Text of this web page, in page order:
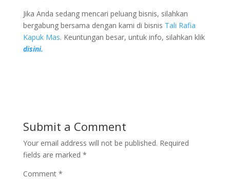
Jika Anda sedang mencari peluang bisnis, silahkan
bergabung bersama dengan kami di bisnis Tali Rafia
Kapuk Mas. Keuntungan besar, untuk info, silahkan klik
disini.
Submit a Comment
Your email address will not be published. Required
fields are marked *
Comment *